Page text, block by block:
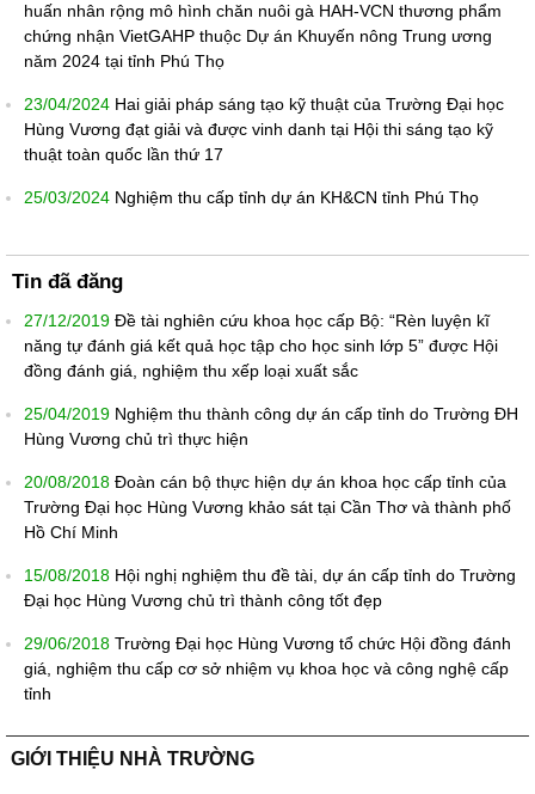
huấn nhân rộng mô hình chăn nuôi gà HAH-VCN thương phẩm
chứng nhận VietGAHP thuộc Dự án Khuyến nông Trung ương
năm 2024 tại tỉnh Phú Thọ
23/04/2024 Hai giải pháp sáng tạo kỹ thuật của Trường Đại học
Hùng Vương đạt giải và được vinh danh tại Hội thi sáng tạo kỹ
thuật toàn quốc lần thứ 17
25/03/2024 Nghiệm thu cấp tỉnh dự án KH&CN tỉnh Phú Thọ
Tin đã đăng
27/12/2019 Đề tài nghiên cứu khoa học cấp Bộ: “Rèn luyện kĩ
năng tự đánh giá kết quả học tập cho học sinh lớp 5” được Hội
đồng đánh giá, nghiệm thu xếp loại xuất sắc
25/04/2019 Nghiệm thu thành công dự án cấp tỉnh do Trường ĐH
Hùng Vương chủ trì thực hiện
20/08/2018 Đoàn cán bộ thực hiện dự án khoa học cấp tỉnh của
Trường Đại học Hùng Vương khảo sát tại Cần Thơ và thành phố
Hồ Chí Minh
15/08/2018 Hội nghị nghiệm thu đề tài, dự án cấp tỉnh do Trường
Đại học Hùng Vương chủ trì thành công tốt đẹp
29/06/2018 Trường Đại học Hùng Vương tổ chức Hội đồng đánh
giá, nghiệm thu cấp cơ sở nhiệm vụ khoa học và công nghệ cấp
tỉnh
GIỚI THIỆU NHÀ TRƯỜNG